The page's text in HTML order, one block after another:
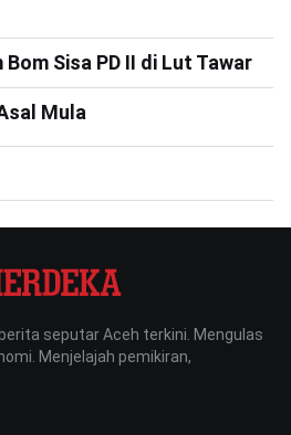
Sisa PD II di Lut Tawar
Mula
seputar Aceh terkini. Mengulas
Menjelajah pemikiran,